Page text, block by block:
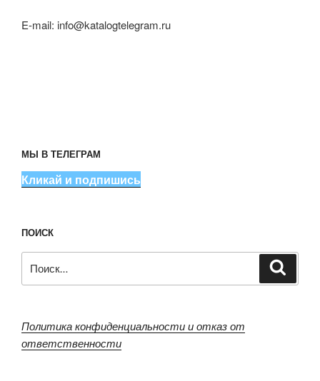
E-mail: info@katalogtelegram.ru
МЫ В ТЕЛЕГРАМ
Кликай и подпишись
ПОИСК
Политика конфиденциальности и отказ от
ответственности